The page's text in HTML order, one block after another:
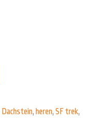
Dachstein, heren, SF trek,